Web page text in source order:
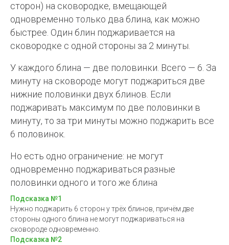
сторон) на сковородке, вмещающей
одновременно только два блина, как можно
быстрее. Один блин поджаривается на
сковородке с одной стороны за 2 минуты.
У каждого блина — две половинки. Всего — 6. За
минуту на сковороде могут поджариться две
нижние половинки двух блинов. Если
поджаривать максимум по две половинки в
минуту, то за три минуты можно поджарить все
6 половинок.
Но есть одно ограничение: не могут
одновременно поджариваться разные
половинки одного и того же блина
Подсказка №1
Нужно поджарить 6 сторон у трёх блинов, причём две
стороны одного блина не могут поджариваться на
сковороде одновременно.
Подсказка №2